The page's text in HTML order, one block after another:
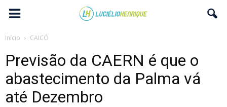
Início CAICÓ
Previsão da CAERN é que o
abastecimento da Palma vá
até Dezembro